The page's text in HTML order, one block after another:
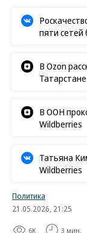
пяти сетей
В Ozon
Татарстане
В ООН
Wildberries
Татьяна
Wildberries
Политика
21.05.2026, 21:25
6K 3 мин.